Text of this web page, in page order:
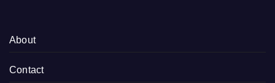
About
Contact